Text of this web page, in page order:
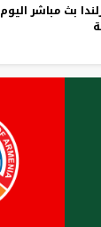
بث مباشر اليوم